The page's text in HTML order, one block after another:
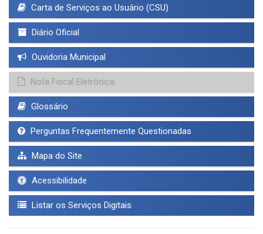
Carta de Serviços ao Usuário (CSU)
Diário Oficial
Ouvidoria Municipal
Nota Fiscal Eletrônica
Glossário
Perguntas Frequentemente Questionadas
Mapa do Site
Acessibilidade
Listar os Serviços Digitais